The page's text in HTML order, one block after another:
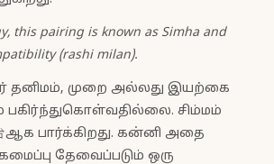
this pairing is known as Simha and
(rashi milan).
முறை அல்லது இயற்கை
பகிர்ந்துகொள்வதில்லை. சிம்மம்
ஆக பார்க்கிறது. கன்னி அதை
தேவைப்படும் ஒரு